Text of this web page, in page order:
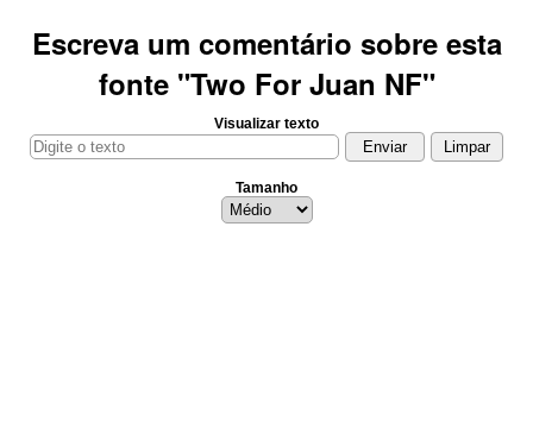
Escreva um comentário sobre esta
fonte "Two For Juan NF"
Visualizar texto
Tamanho